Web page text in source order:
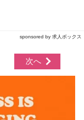
sponsored by 求人ボックス
次へ